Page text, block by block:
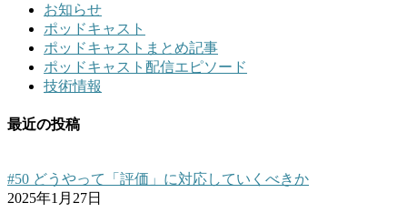
お知らせ
ポッドキャスト
ポッドキャストまとめ記事
ポッドキャスト配信エピソード
技術情報
最近の投稿
#50 どうやって「評価」に対応していくべきか
2025年1月27日